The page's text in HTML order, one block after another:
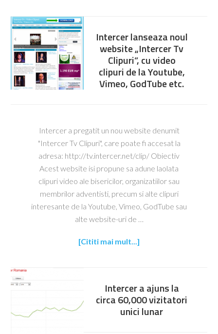
Intercer lanseaza noul
website „Intercer Tv
Clipuri”, cu video
clipuri de la Youtube,
Vimeo, GodTube etc.
Intercer a pregatit un nou website denumit
"Intercer Tv Clipuri", care poate fi accesat la
adresa: http://tv.intercer.net/clip/ Obiectiv
Acest website isi propune sa adune laolata
clipuri video ale bisericilor, organizatiilor sau
membrilor adventisti, precum si alte clipuri
interesante de la Youtube, Vimeo, GodTube sau
alte website-uri de …
[Cititi mai mult...]
Intercer a ajuns la
circa 60,000 vizitatori
unici lunar